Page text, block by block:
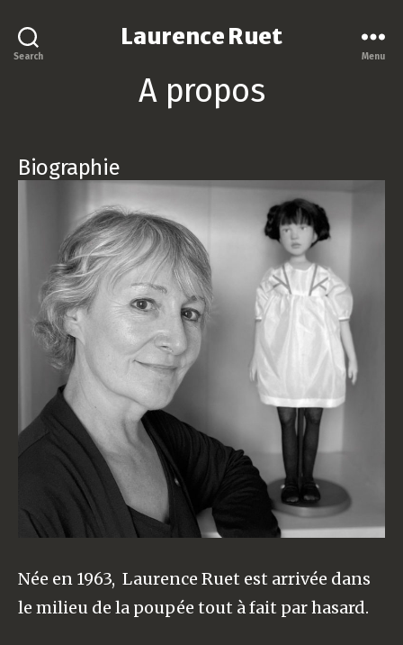
Search
Laurence Ruet
Menu
A propos
Biographie
Née en 1963, Laurence Ruet est arrivée dans
le milieu de la poupée tout à fait par hasard.